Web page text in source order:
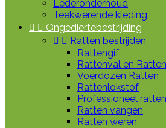
Lederonderhoud
Teekwerende kleding
  Ongediertebestrijding
  Ratten bestrijden
Rattengif
Rattenval en
Voerdozen Ratten
Rattenlokstof
Professioneel
Ratten vangen
Ratten weren